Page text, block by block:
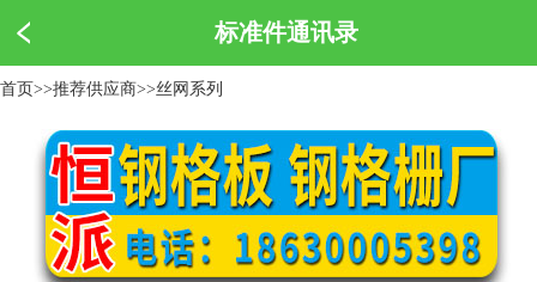
标准件通讯录
首页>>推荐供应商>>丝网系列